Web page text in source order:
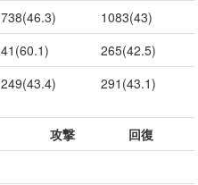
738(46.3)
1083(43)
41(60.1)
265(42.5)
249(43.4) 291(43.1)
攻撃
回復